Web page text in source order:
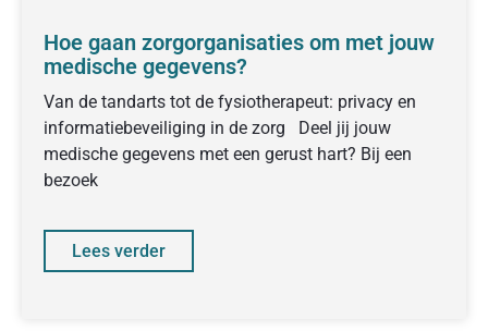
Hoe gaan zorgorganisaties om met jouw
medische gegevens?
Van de tandarts tot de fysiotherapeut: privacy en
informatiebeveiliging in de zorg Deel jij jouw
medische gegevens met een gerust hart? Bij een
bezoek
Lees verder